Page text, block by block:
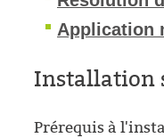
Application
Installation
Prérequis à